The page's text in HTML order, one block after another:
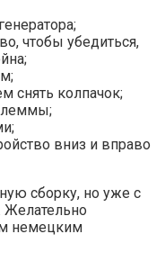
чтобы убедиться,
снять колпачок;
вниз и вправо
сборку, но уже с
немецким